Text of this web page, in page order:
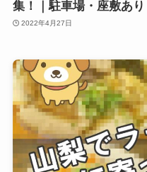
集！｜駐車場・座敷あり
2022年4月27日